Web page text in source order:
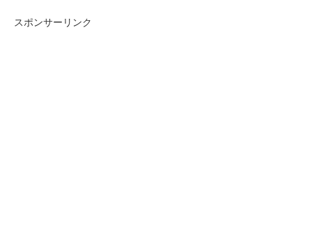
スポンサーリンク